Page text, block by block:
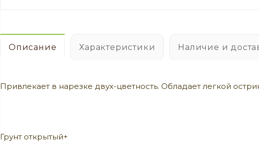
Описание Характеристики Наличие и
Привлекает в нарезке двух-цветность. Обладает легкой
Грунт открытый+